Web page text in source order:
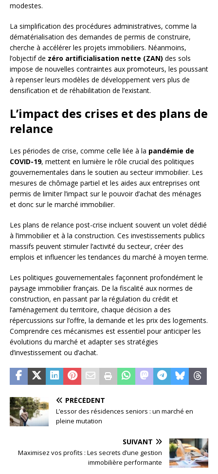
modestes.
La simplification des procédures administratives, comme la
dématérialisation des demandes de permis de construire,
cherche à accélérer les projets immobiliers. Néanmoins,
l’objectif de zéro artificialisation nette (ZAN) des sols
impose de nouvelles contraintes aux promoteurs, les poussant
à repenser leurs modèles de développement vers plus de
densification et de réhabilitation de l’existant.
L’impact des crises et des plans de
relance
Les périodes de crise, comme celle liée à la pandémie de
COVID-19, mettent en lumière le rôle crucial des politiques
gouvernementales dans le soutien au secteur immobilier. Les
mesures de chômage partiel et les aides aux entreprises ont
permis de limiter l’impact sur le pouvoir d’achat des ménages
et donc sur le marché immobilier.
Les plans de relance post-crise incluent souvent un volet dédié
à l’immobilier et à la construction. Ces investissements publics
massifs peuvent stimuler l’activité du secteur, créer des
emplois et influencer les tendances du marché à moyen terme.
Les politiques gouvernementales façonnent profondément le
paysage immobilier français. De la fiscalité aux normes de
construction, en passant par la régulation du crédit et
l’aménagement du territoire, chaque décision a des
répercussions sur l’offre, la demande et les prix des logements.
Comprendre ces mécanismes est essentiel pour anticiper les
évolutions du marché et adapter ses stratégies
d’investissement ou d’achat.
PRÉCÉDENT
L’essor des résidences seniors : un marché en
pleine mutation
SUIVANT
Maximisez vos profits : Les secrets d’une gestion
immobilière performante